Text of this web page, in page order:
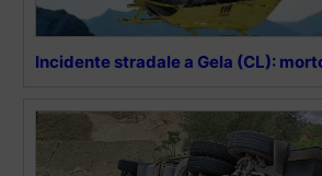
Incidente stradale a Gela (CL):